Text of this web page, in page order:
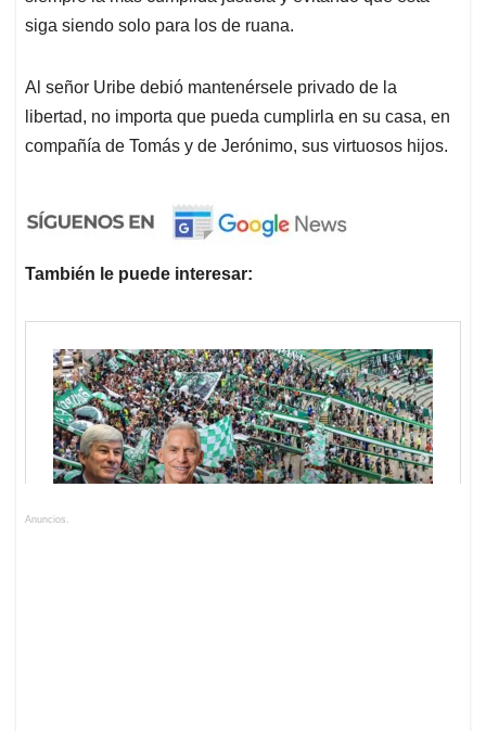
siga siendo solo para los de ruana.
Al señor Uribe debió mantenérsele privado de la
libertad, no importa que pueda cumplirla en su casa, en
compañía de Tomás y de Jerónimo, sus virtuosos hijos.
También le puede interesar:
Anuncios.